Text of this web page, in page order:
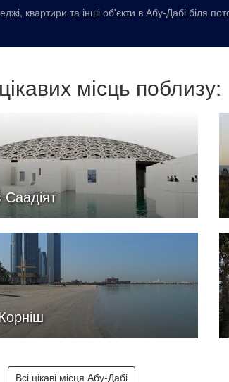
квартири та інші об'єкти в Абу-Дабі біля
місць поблизу:
Саадіят
Всі цікаві місця Абу-Дабі